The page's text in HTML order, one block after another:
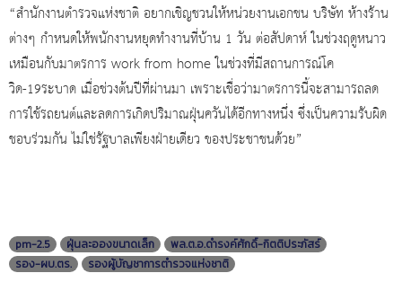
“สำนักงานตำรวจแห่งชาติ อยากเชิญชวนให้หน่วยงานเอกชน บริษัท ห้างร้าน
ต่างๆ กำหนดให้พนักงานหยุดทำงานที่บ้าน 1 วัน ต่อสัปดาห์ ในช่วงฤดูหนาว
เหมือนกับมาตรการ work from home ในช่วงที่มีสถานการณ์โค
วิด-19ระบาด เมื่อช่วงต้นปีที่ผ่านมา เพราะเชื่อว่ามาตรการนี้จะสามารถลด
การใช้รถยนต์และลดการเกิดปริมาณฝุ่นควันได้อีกทางหนึ่ง ซึ่งเป็นความรับผิด
ชอบร่วมกัน ไม่ใช่รัฐบาลเพียงฝ่ายเดียว ของประชาชนด้วย”
pm-2.5 ฝุ่นละอองขนาดเล็ก
พล.ต.อ.ดำรงค์ศักดิ์-กิตติประภัสร์
รอง-ผบ.ตร.
รองผู้บัญชาการตำรวจแห่งชาติ